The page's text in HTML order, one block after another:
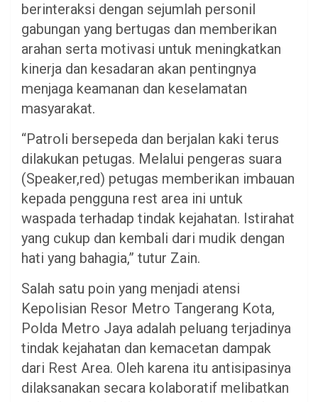
berinteraksi dengan sejumlah personil
gabungan yang bertugas dan memberikan
arahan serta motivasi untuk meningkatkan
kinerja dan kesadaran akan pentingnya
menjaga keamanan dan keselamatan
masyarakat.
“Patroli bersepeda dan berjalan kaki terus
dilakukan petugas. Melalui pengeras suara
(Speaker,red) petugas memberikan imbauan
kepada pengguna rest area ini untuk
waspada terhadap tindak kejahatan. Istirahat
yang cukup dan kembali dari mudik dengan
hati yang bahagia,” tutur Zain.
Salah satu poin yang menjadi atensi
Kepolisian Resor Metro Tangerang Kota,
Polda Metro Jaya adalah peluang terjadinya
tindak kejahatan dan kemacetan dampak
dari Rest Area. Oleh karena itu antisipasinya
dilaksanakan secara kolaboratif melibatkan